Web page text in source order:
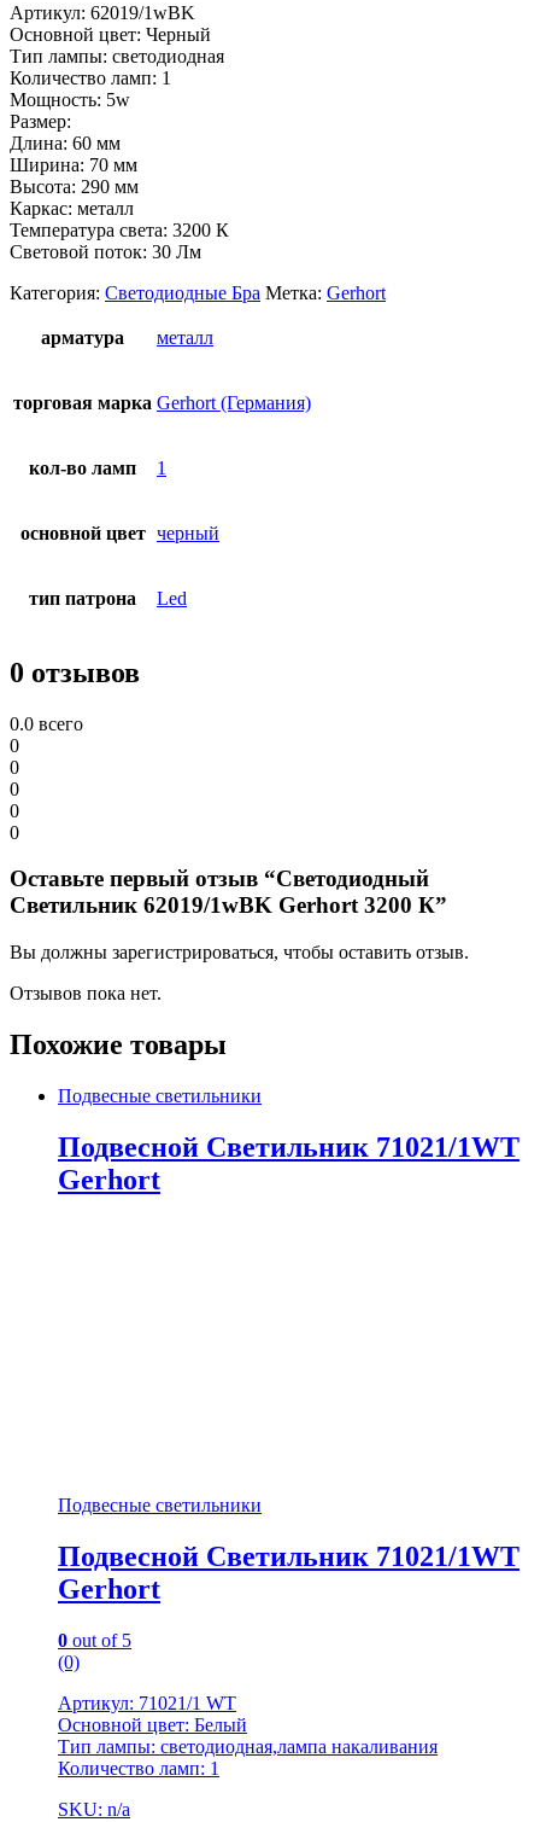
Артикул: 62019/1wBK
Основной цвет: Черный
Тип лампы: светодиодная
Количество ламп: 1
Мощность: 5w
Размер:
Длина: 60 мм
Ширина: 70 мм
Высота: 290 мм
Каркас: металл
Температура света: 3200 К
Световой поток: 30 Лм
Категория: Светодиодные Бра Метка: Gerhort
арматура металл
торговая марка Gerhort (Германия)
кол-во ламп 1
основной цвет черный
тип патрона Led
0 отзывов
0.0 всего
0
0
0
0
0
Оставьте первый отзыв “Светодиодный
Светильник 62019/1wBK Gerhort 3200 К”
Вы должны зарегистрироваться, чтобы оставить отзыв.
Отзывов пока нет.
Похожие товары
Подвесные светильники
Подвесной Светильник 71021/1WT
Gerhort
Подвесные светильники
Подвесной Светильник 71021/1WT
Gerhort
0 out of 5
(0)
Артикул: 71021/1 WT
Основной цвет: Белый
Тип лампы: светодиодная,лампа накаливания
Количество ламп: 1
SKU: n/a